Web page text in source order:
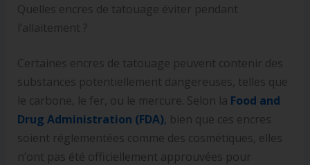
Quelles encres de tatouage éviter pendant
l’allaitement ?
Certaines encres de tatouage peuvent contenir des
substances potentiellement dangereuses, telles que
le carbone, le fer, ou le mercure. Selon la Food and
Drug Administration (FDA), bien que ces encres
soient réglementées comme des cosmétiques, elles
n’ont pas été officiellement approuvées pour